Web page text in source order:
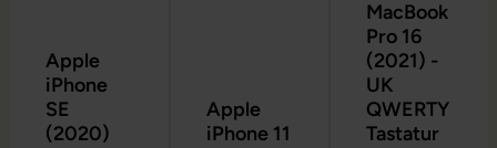
Apple
iPhone
SE
(2020)
Apple
iPhone 11
MacBook
Pro 16
(2021) -
UK
QWERTY
Tastatur